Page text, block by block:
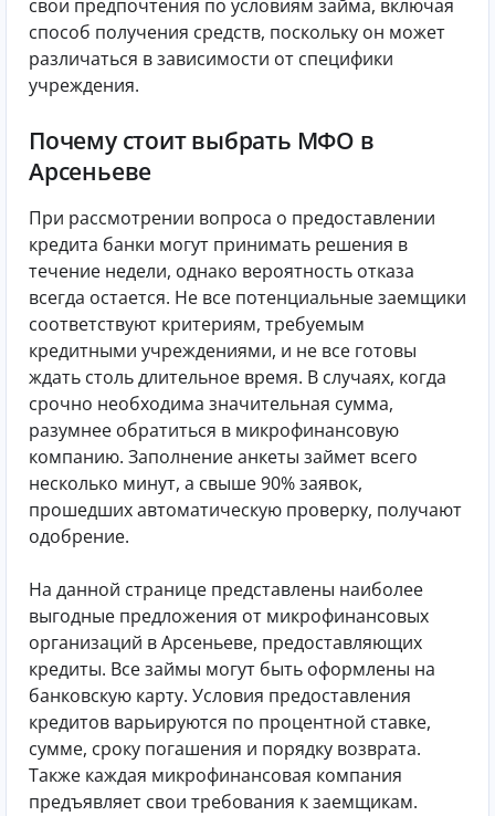
свои предпочтения по условиям займа, включая
способ получения средств, поскольку он может
различаться в зависимости от специфики
учреждения.
Почему стоит выбрать МФО в
Арсеньеве
При рассмотрении вопроса о предоставлении
кредита банки могут принимать решения в
течение недели, однако вероятность отказа
всегда остается. Не все потенциальные заемщики
соответствуют критериям, требуемым
кредитными учреждениями, и не все готовы
ждать столь длительное время. В случаях, когда
срочно необходима значительная сумма,
разумнее обратиться в микрофинансовую
компанию. Заполнение анкеты займет всего
несколько минут, а свыше 90% заявок,
прошедших автоматическую проверку, получают
одобрение.
На данной странице представлены наиболее
выгодные предложения от микрофинансовых
организаций в Арсеньеве, предоставляющих
кредиты. Все займы могут быть оформлены на
банковскую карту. Условия предоставления
кредитов варьируются по процентной ставке,
сумме, сроку погашения и порядку возврата.
Также каждая микрофинансовая компания
предъявляет свои требования к заемщикам.